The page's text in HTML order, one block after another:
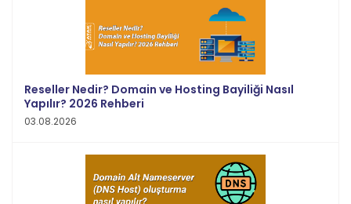
Reseller Nedir? Domain ve Hosting Bayiliği Nasıl
Yapılır? 2026 Rehberi
03.08.2026